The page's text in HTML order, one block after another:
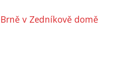
v Zedníkově domě